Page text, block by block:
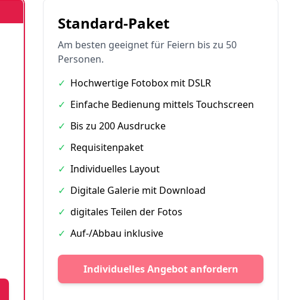
Standard-Paket
Am besten geeignet für Feiern bis zu 50
Personen.
✓ Hochwertige Fotobox mit DSLR
✓ Einfache Bedienung mittels Touchscreen
✓ Bis zu 200 Ausdrucke
✓ Requisitenpaket
✓ Individuelles Layout
✓ Digitale Galerie mit Download
✓ digitales Teilen der Fotos
✓ Auf-/Abbau inklusive
Individuelles Angebot anfordern